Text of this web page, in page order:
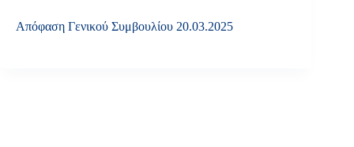
Απόφαση Γενικού Συμβουλίου 20.03.2025